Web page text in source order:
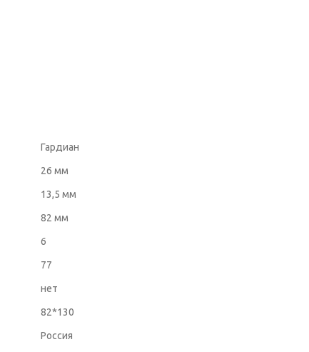
Гардиан
26 мм
13,5 мм
82 мм
6
77
нет
82*130
Россия